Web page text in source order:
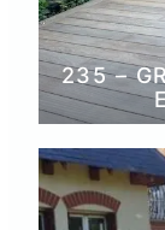
235 –